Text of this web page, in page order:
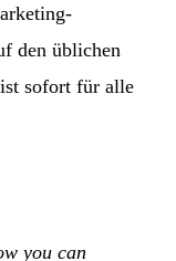
den üblichen
sofort für alle
you can